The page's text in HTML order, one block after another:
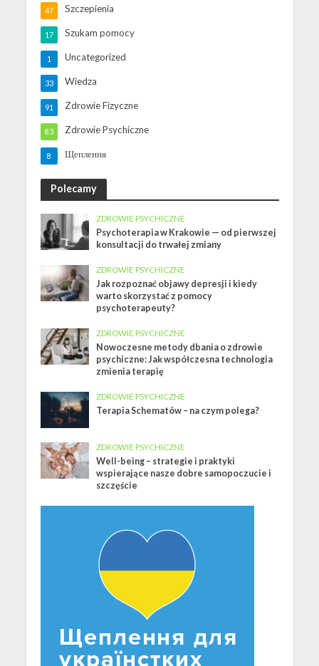
Szczepienia
47
Szukam pomocy
17
Uncategorized
1
Wiedza
33
Zdrowie Fizyczne
91
Zdrowie Psychiczne
83
Щеплення
8
Polecamy
ZDROWIE PSYCHICZNE
Psychoterapia w Krakowie — od pierwszej
konsultacji do trwałej zmiany
ZDROWIE PSYCHICZNE
Jak rozpoznać objawy depresji i kiedy
warto skorzystać z pomocy
psychoterapeuty?
ZDROWIE PSYCHICZNE
Nowoczesne metody dbania o zdrowie
psychiczne: Jak współczesna technologia
zmienia terapię
ZDROWIE PSYCHICZNE
Terapia Schematów – na czym polega?
ZDROWIE PSYCHICZNE
Well-being – strategie i praktyki
wspierające nasze dobre samopoczucie i
szczęście